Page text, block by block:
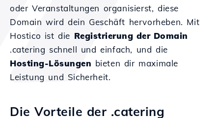
oder Veranstaltungen organisierst, diese
Domain wird dein Geschäft hervorheben. Mit
Hostico ist die Registrierung der Domain
.catering schnell und einfach, und die
Hosting-Lösungen bieten dir maximale
Leistung und Sicherheit.
Die Vorteile der .catering